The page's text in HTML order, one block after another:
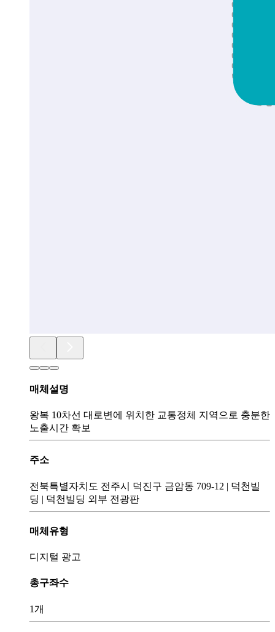
매체설명
왕복 10차선 대로변에 위치한 교통정체 지역으로 충분한
노출시간 확보
주소
전북특별자치도 전주시 덕진구 금암동 709-12 | 덕천빌
딩 | 덕천빌딩 외부 전광판
매체유형
디지털 광고
총구좌수
1개